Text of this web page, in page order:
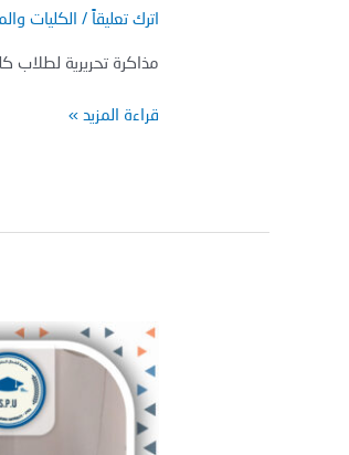
اترك تعليقاً / الكليات
مذاكرة تحريرية لطلاب
قراءة المزيد »
محاضرة
نظرية
لطلاب
كلية
العلوم